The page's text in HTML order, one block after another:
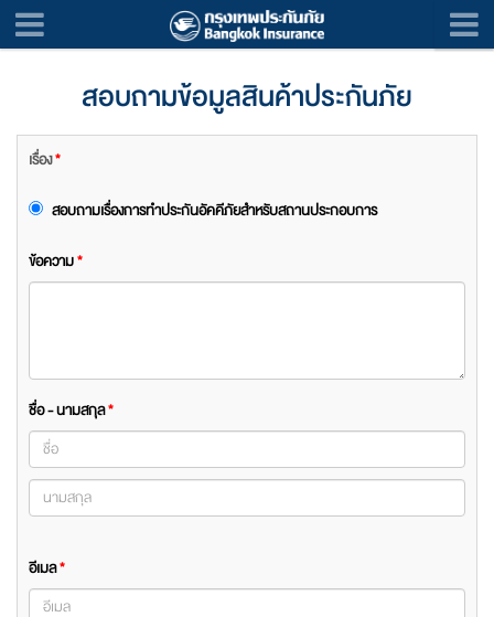
สอบถามข้อมูลสินค้าประกันภัย
เรื่อง*
สอบถามเรื่องการทำประกันอัคคีภัยสำหรับสถานประกอบการ
ข้อความ*
ชื่อ - นามสกุล*
อีเมล*